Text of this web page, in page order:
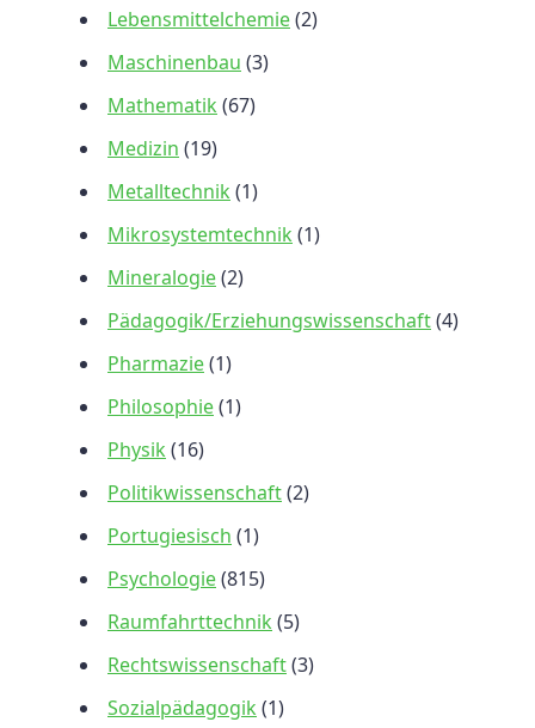
Lebensmittelchemie(2)
Maschinenbau (3)
Mathematik (67)
Medizin (19)
Metalltechnik (1)
Mikrosystemtechnik (1)
Mineralogie(2)
Pädagogik/Erziehungswissenschaft(4)
Pharmazie(1)
Philosophie(1)
Physik (16)
Politikwissenschaft(2)
Portugiesisch (1)
Psychologie(815)
Raumfahrttechnik (5)
Rechtswissenschaft(3)
Sozialpädagogik (1)